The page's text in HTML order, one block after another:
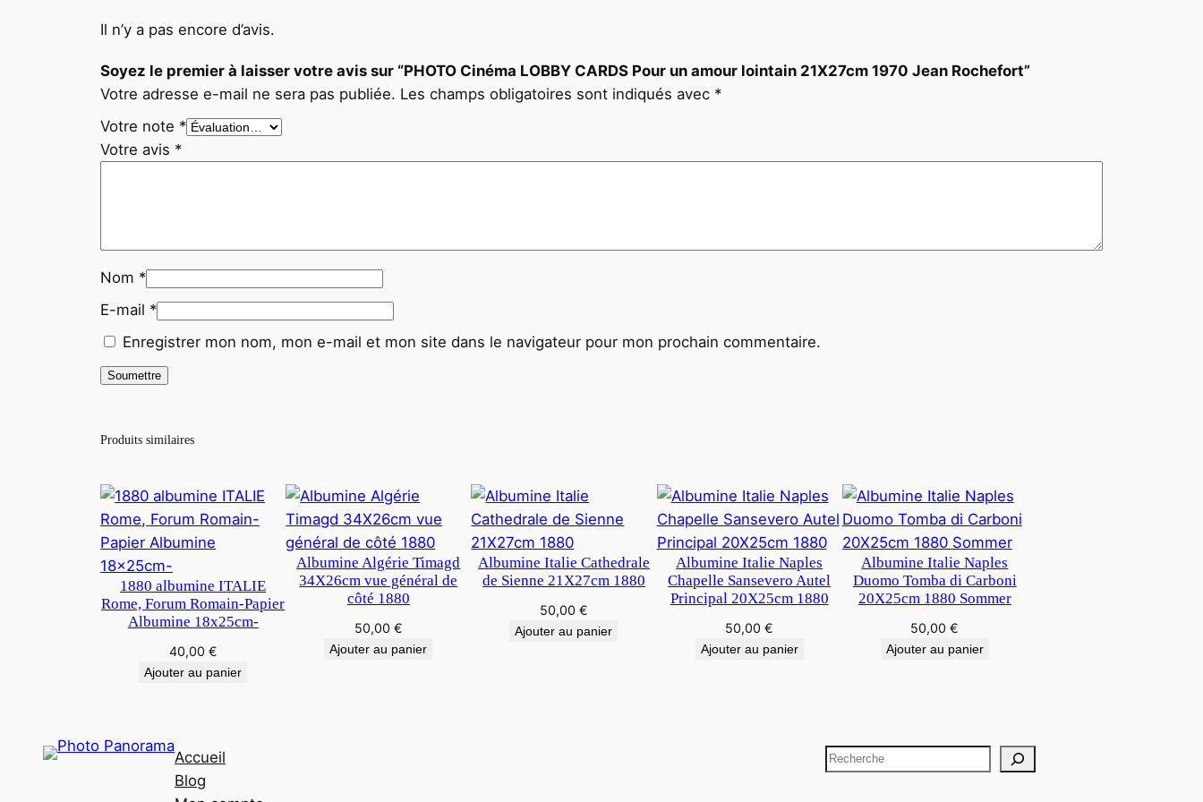
c
J
R
r
t
Il n’y a pas encore d’avis.
Soyez le premier à laisser votre avis sur “PHOTO Cinéma LOBBY CARDS Pour un amour lointain 21X27cm 1970 Jean Rochefort”
Votre adresse e-mail ne sera pas publiée. Les champs obligatoires sont indiqués avec *
Votre note *
Votre avis *
Nom *
E-mail *
Enregistrer mon nom, mon e-mail et mon site dans le navigateur pour mon prochain commentaire.
Produits similaires
1880 albumine ITALIE
Rome, Forum Romain-Papier
Albumine 18x25cm-
40,00 €
Ajouter au panier
Albumine Algérie Timagd
34X26cm vue général de
côté 1880
50,00 €
Ajouter au panier
Albumine Italie Cathedrale
de Sienne 21X27cm 1880
50,00 €
Ajouter au panier
Albumine Italie Naples
Chapelle Sansevero Autel
Principal 20X25cm 1880
50,00€
Ajouter au panier
Albumine Italie Naples
Duomo Tomba di Carboni
20X25cm 1880 Sommer
50,00€
Ajouter au panier
Accueil
Blog
R